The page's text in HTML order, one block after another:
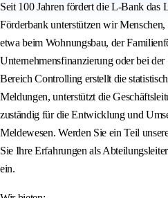
Seit 100 Jahren fördert die L-Bank das
Förderbank unterstützen wir
etwa beim Wohnungsbau, der
Unternehmensfinanzierung oder bei
Bereich Controlling erstellt die
Meldungen, unterstützt die
zuständig für die Entwicklung und
Meldewesen. Werden Sie ein Teil
Sie Ihre Erfahrungen als
ein.